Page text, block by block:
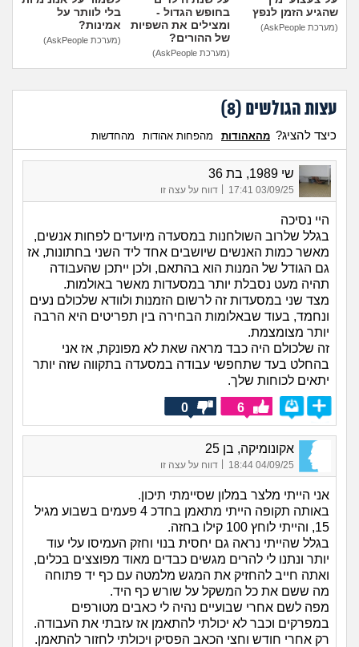
שהגיע הזמן לנפץ
(מערכת AskPeople)
בחופש הגדול -
ומצילים את השפיות
של ההורים?
(מערכת AskPeople)
בלי לוותר על
אמינות?
(מערכת AskPeople)
עצות הגולשים (8
)
כיצד להציג? מהאהודות מהפחות אהודות מהחדשות
שי 1989, בת 36
03/09/25 17:41 דווח על עצה זו
היי נסיכה
בגלל שלרוב השולחנות במסעדה מיועדים לפחות אנשים,
מאשר כמות האנשים שיושבים אחד ליד השני בחתונות, אז
גם הגודל של המנות הוא בהתאם, ולכן ייתכן שהעבודה
תהיה מעט נסבלת יותר במסעדות מאשר באולמות.
מצד שני במסעדות זה לרשום הזמנות ולוודא שלכולם נעים
ונחמד, בעוד שבאלומות הבחירה בין תפריטים היא הרבה
יותר מצומצמת.
זה שלכולם היה כבד מראה שאת לא מפונקת, אז אני
בהחלט בעד שתחפשי עבודה במסעדה בתקווה שזה יותר
יתאים לכוחות שלך.
6
0
אקונומיקה, בן 25
04/09/25 18:44
| דווח על עצה זו
אני הייתי מלצר במלון שסיימתי תיכון.
באותה תקופה הייתי מתאמן בחדכ 4 פעמים בשבוע מגיל
15, והייתי לוחץ 100 קילו בחזה.
בגלל שהייתי נראה גם יחסית בנוי וחזק העמיסו עלי עוד
יותר ונתנו לי להרים מגשים כבדים מאוד מפוצצים בכלים,
ואתה חייב להחזיק את המגש מלמטה עם כף יד פתוחה
מה ששם את כל המשקל על שורש כף היד.
מפה לשם אחרי שבועיים נהיה לי כאבים מטורפים
במפרקים וכבר לא יכולתי להתאמן אז עזבתי את העבודה.
רק אחרי חודש וחצי הכאב הפסיק ויכולתי לחזור להתאמן.